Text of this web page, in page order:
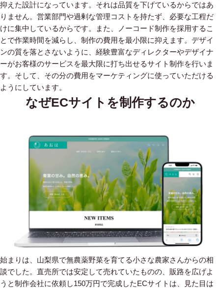
抑えた設計になっています。 それは品質を下げているからではあ
りません。営業部門や過剰な管理コストを持たず、必要な工程だ
けに集中しているからです。
また、ノーコード制作を採用するこ
とで作業時間を減らし、制作の費用を最小限に抑えます。デザイ
ンの質を落とさないように、経験豊富なディレクターやデザイナ
ーがお客様のサービスを最大限に打ち出せるサイト制作を行いま
す。そして、その分の費用をマーケティングに使っていただける
ようにしています。
なぜECサイトを制作するのか
始まりは、山梨県で無農薬野菜を育てる小さな農家さんからの相
談でした。直売所では安定して売れていたものの、販路を広げよ
うと制作会社に依頼し150万円で完成したECサイトは、見た目は